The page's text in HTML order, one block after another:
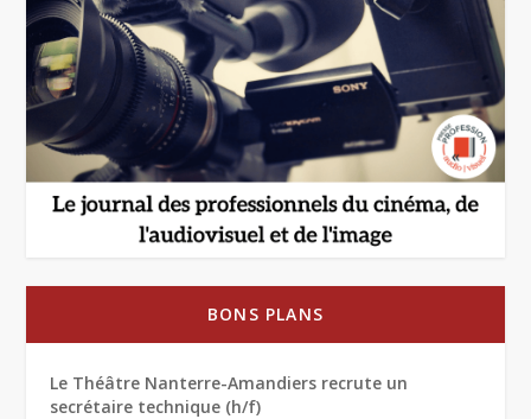
BONS PLANS
Le Théâtre Nanterre-Amandiers recrute un
secrétaire technique (h/f)